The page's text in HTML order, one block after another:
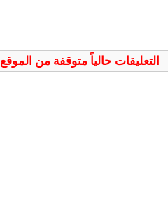
التعليقات حالياً متوقفة من الموقع